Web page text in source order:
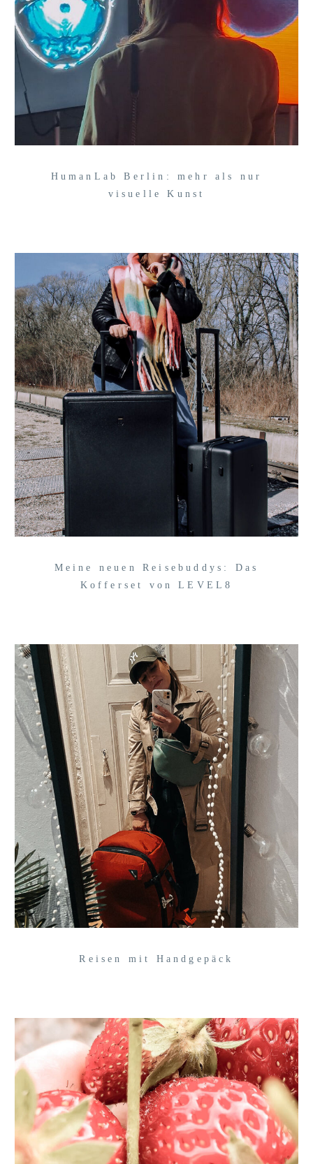
HumanLab Berlin: mehr als nur
visuelle Kunst
Meine neuen Reisebuddys: Das
Kofferset von LEVEL8
Reisen mit Handgepäck